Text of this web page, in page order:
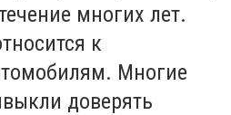
многих лет.
к
Многие
доверять